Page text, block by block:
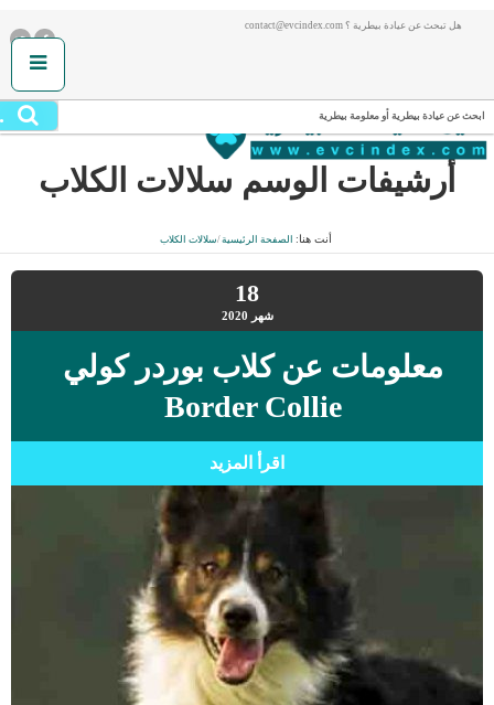
هل تبحث عن عيادة بيطرية ؟ contact@evcindex.com
ابحث عن عيادة بيطرية أو معلومة بيطرية
أرشيفات الوسم سلالات الكلاب
أنت هنا: الصفحة الرئيسية/سلالات الكلاب
18
شهر 2020
معلومات عن كلاب بوردر كولي
Border Collie
اقرأ المزيد